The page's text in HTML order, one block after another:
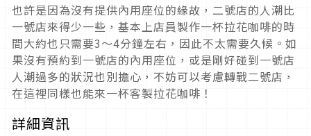
也許是因為沒有提供內用座位的緣故，二號店的人潮比
一號店來得少一些，基本上店員製作一杯拉花咖啡的時
間大約也只需要3～4分鐘左右，因此不太需要久候。如
果沒有預約到一號店的內用座位，或是剛好碰到一號店
人潮過多的狀況也別擔心，不妨可以考慮轉戰二號店，
在這裡同樣也能來一杯客製拉花咖啡！
詳細資訊